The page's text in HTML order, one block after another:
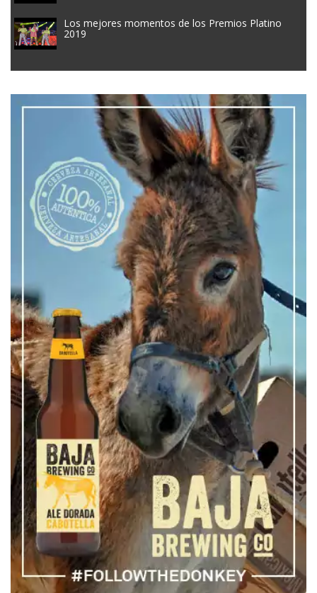
Los mejores momentos de los Premios Platino
2019